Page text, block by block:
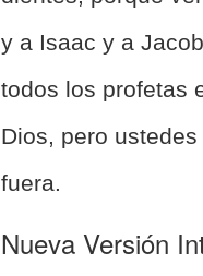
y a Isaac y a
todos los profetas
Dios, pero
fuera.
Nueva Versión